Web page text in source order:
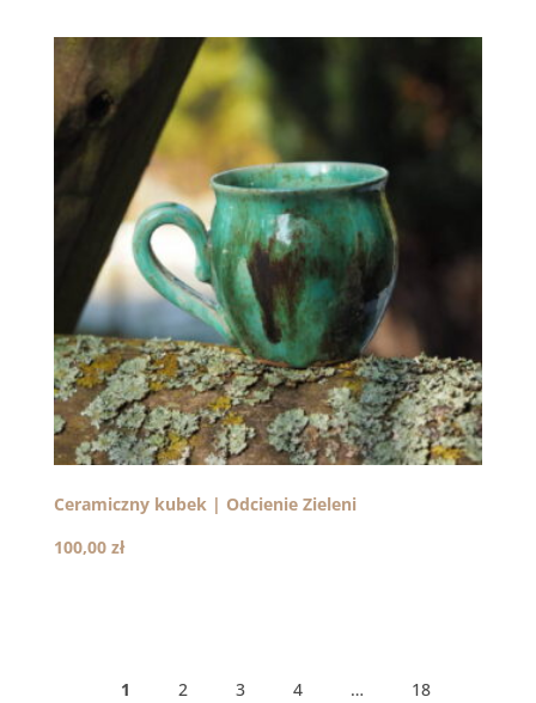
90,00 zł
do
100,00 zł
Ceramiczny kubek | Odcienie Zieleni
100,00 zł
1 2 3 4 … 18